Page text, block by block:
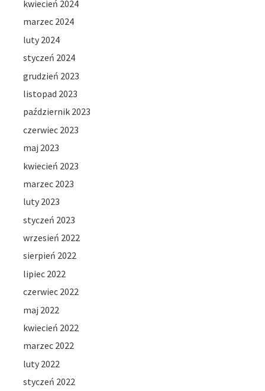
kwiecień 2024
marzec 2024
luty 2024
styczeń 2024
grudzień 2023
listopad 2023
październik 2023
czerwiec 2023
maj 2023
kwiecień 2023
marzec 2023
luty 2023
styczeń 2023
wrzesień 2022
sierpień 2022
lipiec 2022
czerwiec 2022
maj 2022
kwiecień 2022
marzec 2022
luty 2022
styczeń 2022